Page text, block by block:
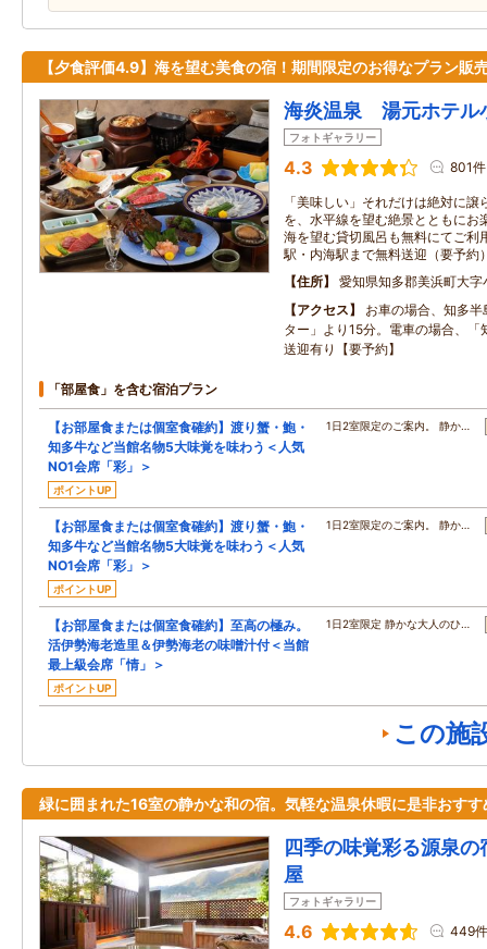
【夕食評価4.9】海を望む美食の宿！期間限定のお得なプラン販
海炎温泉 湯元ホテル
フォトギャラリー
4.3 801件
「美味しい」それだけは絶対に
を、水平線を望む絶景とともにお
海を望む貸切風呂も無料にてご利
駅・内海駅まで無料送迎（要予約
住所
愛知県知多郡美浜町大
アクセス
お車の場合、知多
ター」より15分。電車の場合、「
送迎有り【要予約】
「部屋食」を含む宿泊プラン
【お部屋食または個室食確約】渡り蟹・鮑・
知多牛など当館名物5大味覚を味わう＜人気
NO1会席「彩」＞
ポイントUP
1日2室限定のご案内。 静か…
【お部屋食または個室食確約】渡り蟹・鮑・
知多牛など当館名物5大味覚を味わう＜人気
NO1会席「彩」＞
ポイントUP
1日2室限定のご案内。 静か…
【お部屋食または個室食確約】至高の極み。
活伊勢海老造里＆伊勢海老の味噌汁付＜当館
最上級会席「情」＞
ポイントUP
1日2室限定 静かな大人のひ…
この施
緑に囲まれた16室の静かな和の宿。気軽な温泉休暇に是非おすす
四季の味覚彩る源泉
屋
フォトギャラリー
4.6 449件